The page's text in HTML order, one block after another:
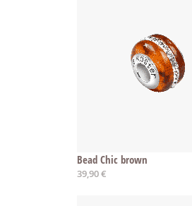
Bead Chic brown
39,90 €